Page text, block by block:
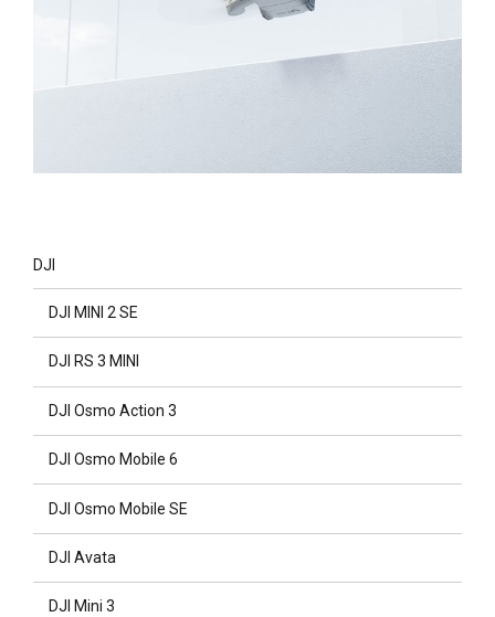
DJI
DJI MINI 2 SE
DJI RS 3 MINI
DJI Osmo Action 3
DJI Osmo Mobile 6
DJI Osmo Mobile SE
DJI Avata
DJI Mini 3